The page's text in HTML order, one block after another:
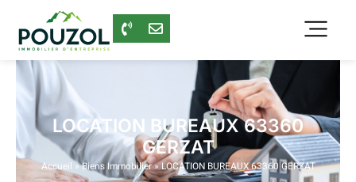
LOCATION BUREAUX 63360
GERZAT
Accueil »Biens Immobilier»LOCATION BUREAUX 63360 GERZAT